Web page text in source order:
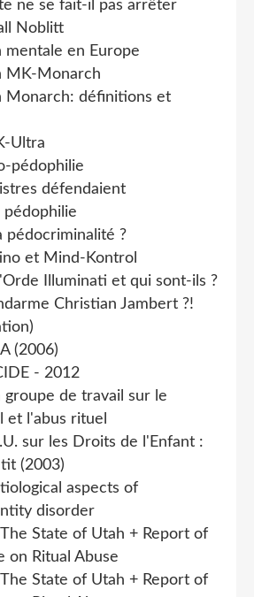
ne se fait-il pas arrêter
Noblitt
mentale en Europe
MK-Monarch
Monarch: définitions et
Ultra
pédophilie
défendaient
pédocriminalité ?
et Mind-Kontrol
Illuminati et qui sont-ils ?
Christian Jambert ?!
(2006)
- 2012
de travail sur le
et l'abus rituel
sur les Droits de l'Enfant :
(2003)
aspects of
disorder
State of Utah + Report of
on Ritual Abuse
State of Utah + Report of